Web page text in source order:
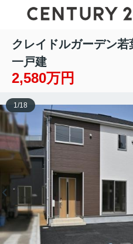
クレイドルガーデン
一戸建
2,580万円
1/18